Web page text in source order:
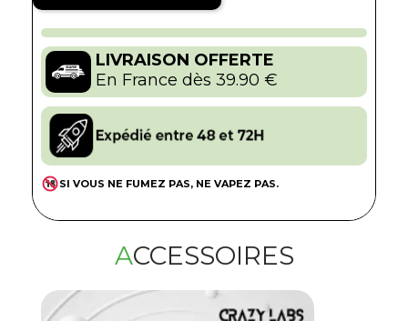
LIVRAISON OFFERTE
En France dès 39.90 €
SI VOUS NE FUMEZ PAS, NE VAPEZ PAS.
ACCESSOIRES